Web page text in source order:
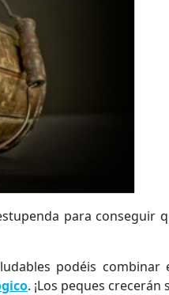
para conseguir
podéis
. ¡Los peques crecerán